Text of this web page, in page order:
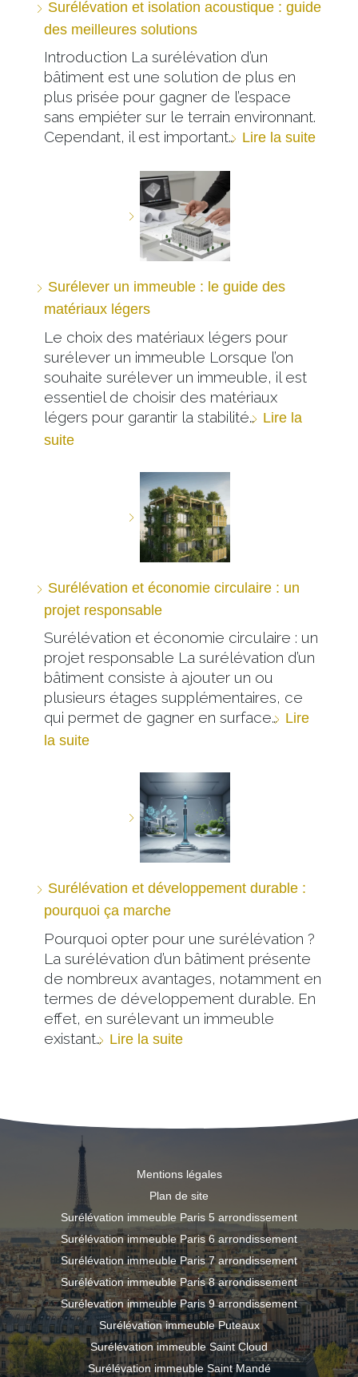
Surélévation et isolation acoustique : guide
des meilleures solutions
Introduction La surélévation d’un
bâtiment est une solution de plus en
plus prisée pour gagner de l’espace
sans empiéter sur le terrain environnant.
Cependant, il est important… Lire la suite
Surélever un immeuble : le guide des
matériaux légers
Le choix des matériaux légers pour
surélever un immeuble Lorsque l’on
souhaite surélever un immeuble, il est
essentiel de choisir des matériaux
légers pour garantir la stabilité… Lire la
suite
Surélévation et économie circulaire : un
projet responsable
Surélévation et économie circulaire : un
projet responsable La surélévation d’un
bâtiment consiste à ajouter un ou
plusieurs étages supplémentaires, ce
qui permet de gagner en surface… Lire
la suite
Surélévation et développement durable :
pourquoi ça marche
Pourquoi opter pour une surélévation ?
La surélévation d’un bâtiment présente
de nombreux avantages, notamment en
termes de développement durable. En
effet, en surélevant un immeuble
existant… Lire la suite
Mentions légales
Plan de site
Surélévation immeuble Paris 5 arrondissement
Surélévation immeuble Paris 6 arrondissement
Surélévation immeuble Paris 7 arrondissement
Surélévation immeuble Paris 8 arrondissement
Surélevation immeuble Paris 9 arrondissement
Surélévation immeuble Puteaux
Surélévation immeuble Saint Cloud
Surélévation immeuble Saint Mandé